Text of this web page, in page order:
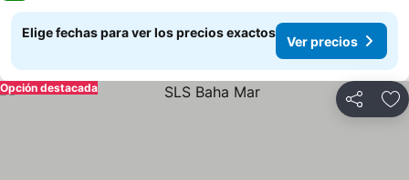
Elige fechas para ver los precios exactos
Ver precios
Compartir
Opción destacada